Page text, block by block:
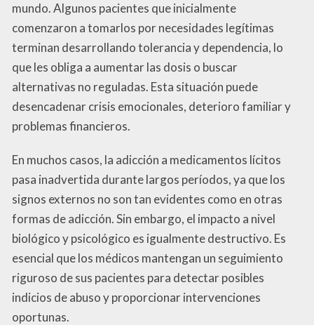
mundo. Algunos pacientes que inicialmente
comenzaron a tomarlos por necesidades legítimas
terminan desarrollando tolerancia y dependencia, lo
que les obliga a aumentar las dosis o buscar
alternativas no reguladas. Esta situación puede
desencadenar crisis emocionales, deterioro familiar y
problemas financieros.
En muchos casos, la adicción a medicamentos lícitos
pasa inadvertida durante largos períodos, ya que los
signos externos no son tan evidentes como en otras
formas de adicción. Sin embargo, el impacto a nivel
biológico y psicológico es igualmente destructivo. Es
esencial que los médicos mantengan un seguimiento
riguroso de sus pacientes para detectar posibles
indicios de abuso y proporcionar intervenciones
oportunas.